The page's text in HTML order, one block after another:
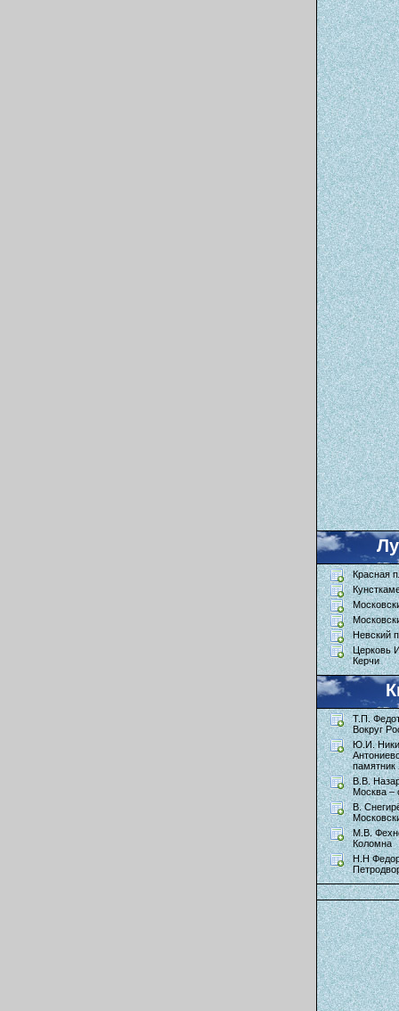
Красная
Невский
Церковь
Керчи
Т.П.
Вокруг
Ю.И.
памятник
В.В.
Москва –
В.
М.В.
Коломна
Н.Н